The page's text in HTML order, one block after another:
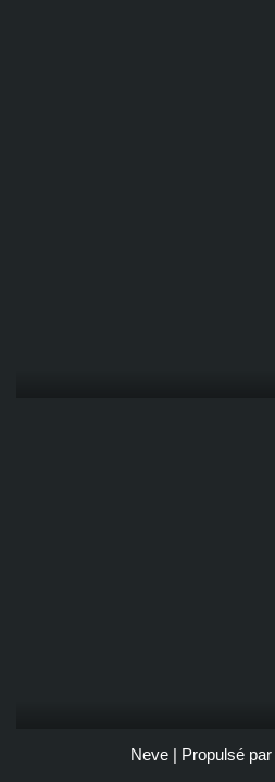
Neve | Propulsé par